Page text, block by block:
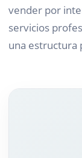
vender por
servicios
una estructura